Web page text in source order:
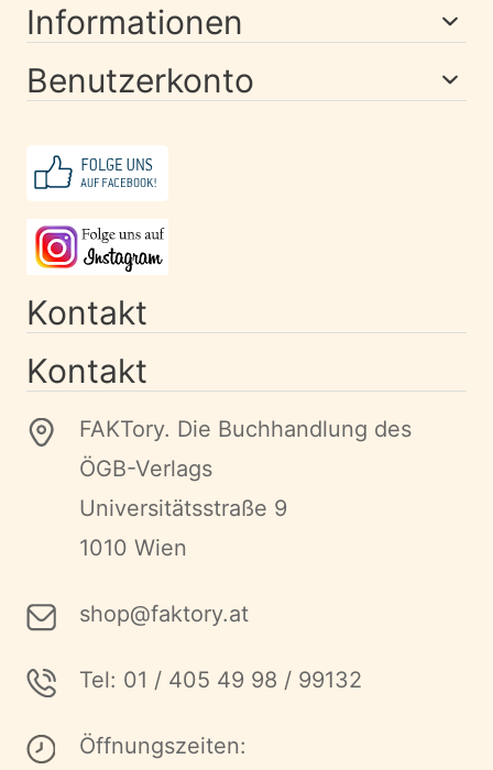
Informationen
Benutzerkonto
Kontakt
Kontakt
FAKTory. Die Buchhandlung des
ÖGB-Verlags
Universitätsstraße 9
1010 Wien
shop@faktory.at
Tel: 01 / 405 49 98 / 99132
Öffnungszeiten: